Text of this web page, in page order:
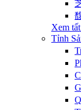
Xem
Tỉnh